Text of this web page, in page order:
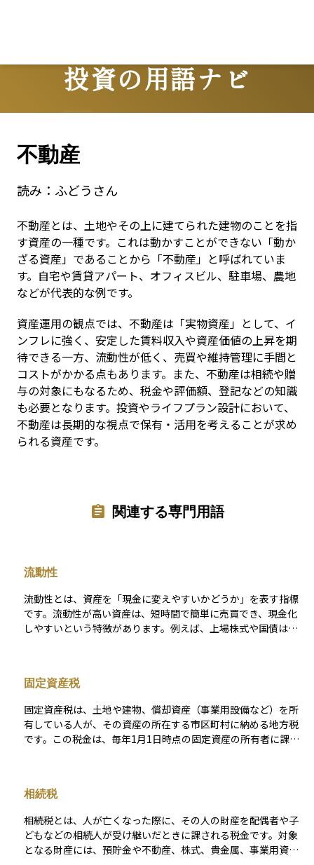
投資の用語ナビ
Terms
不動産
読み： ふどうさん
不動産とは、土地やその上に建てられた建物のことを指
す資産の一種です。これは動かすことができない「動か
ざる資産」であることから「不動産」と呼ばれていま
す。自宅や賃貸アパート、オフィスビル、駐車場、農地
などが代表的な例です。
資産運用の観点では、不動産は「実物資産」として、イ
ンフレに強く、安定した賃料収入や資産価値の上昇を期
待できる一方、流動性が低く、売買や維持管理に手間と
コストがかかる点もあります。また、不動産は相続や贈
与の対象にもなるため、税金や評価額、登記などの知識
も必要となります。投資やライフプラン設計において、
不動産は長期的な視点で保有・活用を考えることが求め
られる資産です。
関連する専門用語
流動性
流動性とは、資産を「現金に変えやすいかどうか」を表す指標
です。流動性が高い資産は、短時間で簡単に売買でき、現金化
しやすいという特徴があります。例えば、上場株式や国債は市
る資産は、流動性が低いといえます。 投資をする際には、自分
が必要なときに資金を取り出せるかを考えることが重要です。
特に初心者は、流動性が高い資産を選ぶことで、急な資金需要
にも対応しやすく、リスクを抑えることができます。
固定資産税
固定資産税は、土地や建物、償却資産（事業用設備など）を所
有している人が、その資産の所在する市区町村に納める地方税
です。この税金は、毎年1月1日時点の固定資産の所有者に課さ
られることがあり、課税額が抑えられるケースもあります。固
定資産税は、その地域のインフラや公共サービスの維持・運営
を支える重要な財源となっており、納税通知書は通常、毎年4～
6月頃に送付されます。不動産を所有する際には、この税金を考
慮して資産計画を立てることが重要です。
相続税
相続税とは、人が亡くなった際に、その人の財産を配偶者や子
どもなどの相続人が受け継いだときに課される税金です。対象
となる財産には、預貯金や不動産、株式、貴金属、事業用資産